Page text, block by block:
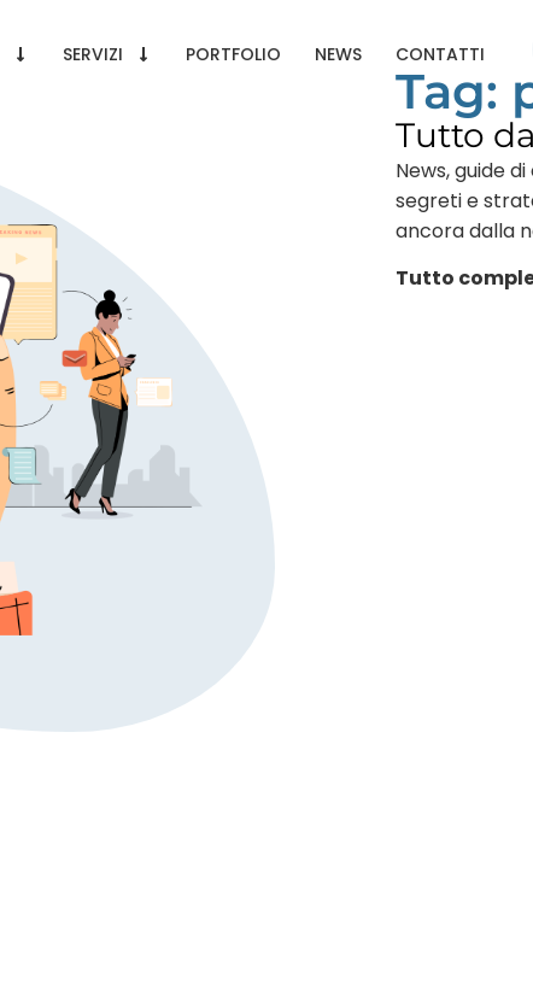
SERVIZI PORTFOLIO NEWS CONTATTI
Tag:
Tutto
News, guide
segreti e
ancora dalla
Tutto